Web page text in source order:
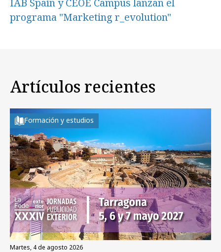
IAB Spain y CEOE Campus lanzan el
programa "Marketing r_evolution"
Artículos recientes
Formación y estudios
martes, 4 de agosto 2026